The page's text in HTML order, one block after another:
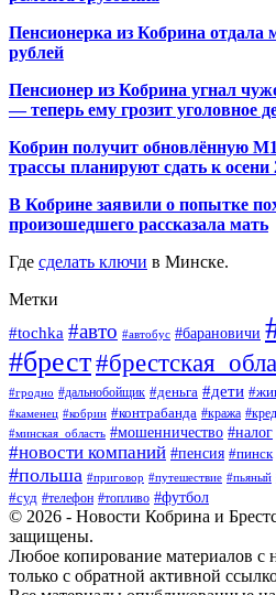
Пенсионерка из Кобрина
рублей
Пенсионер из Кобрина угнал
— теперь ему грозит уголовное
Кобрин получит обновлённую
трассы планируют сдать к осени
В Кобрине заявили о попытке
произошедшего рассказала мать
Где сделать ключи в Минске.
Метки
#tochka #авто #автобус #барановичи
#брест
#гродно #дальнобойщик #деньга #дети
#каменец #кобрин #контрабанда #кража
#минская_область #мошенничество #налог
#новости компаний #пенсия #пинск
#польша #приговор #путешествие #пьяный
#суд #телефон #топливо #футбол
© 2026 - Новости Кобрина и
защищены.
Любое копирование материалов с
только с обратной активной